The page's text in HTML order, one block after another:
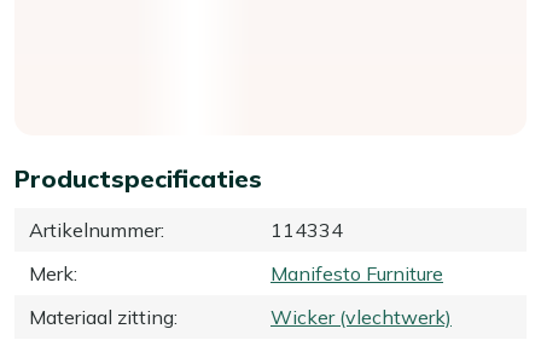
Productspecificaties
Artikelnummer:
114334
Merk:
Manifesto Furniture
Materiaal zitting:
Wicker (vlechtwerk)